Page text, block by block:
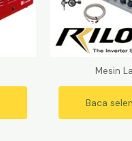
Mesin
Baca